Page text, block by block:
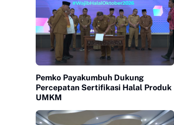
Pemko Payakumbuh Dukung
Percepatan Sertifikasi Halal Produk
UMKM